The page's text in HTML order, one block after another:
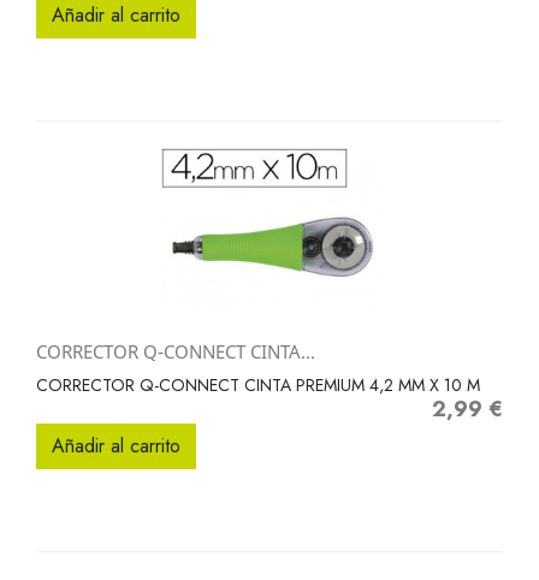
Añadir al carrito
CORRECTOR Q-CONNECT CINTA...
CORRECTOR Q-CONNECT CINTA PREMIUM 4,2 MM X 10 M
Precio
2,99 €
Añadir al carrito